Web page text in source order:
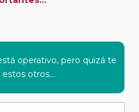
posibilidad de no conseguir
Las compañías
de que un billete con un
que aparece en el
denegar el embarque a
operativo, pero quizá te
otros...